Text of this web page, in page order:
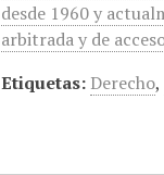
desde 1960 y
arbitrada y de
Etiquetas: Derecho,